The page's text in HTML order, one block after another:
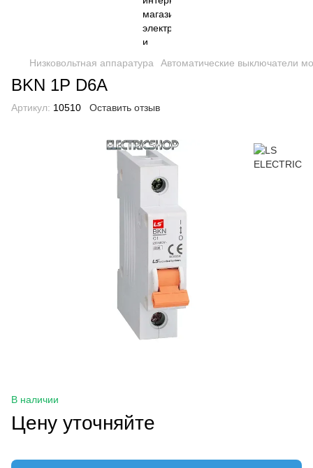
Низковольтная аппаратура Автоматические выключатели
BKN 1P D6A
Артикул: 10510 Оставить отзыв
В наличии
Цену уточняйте